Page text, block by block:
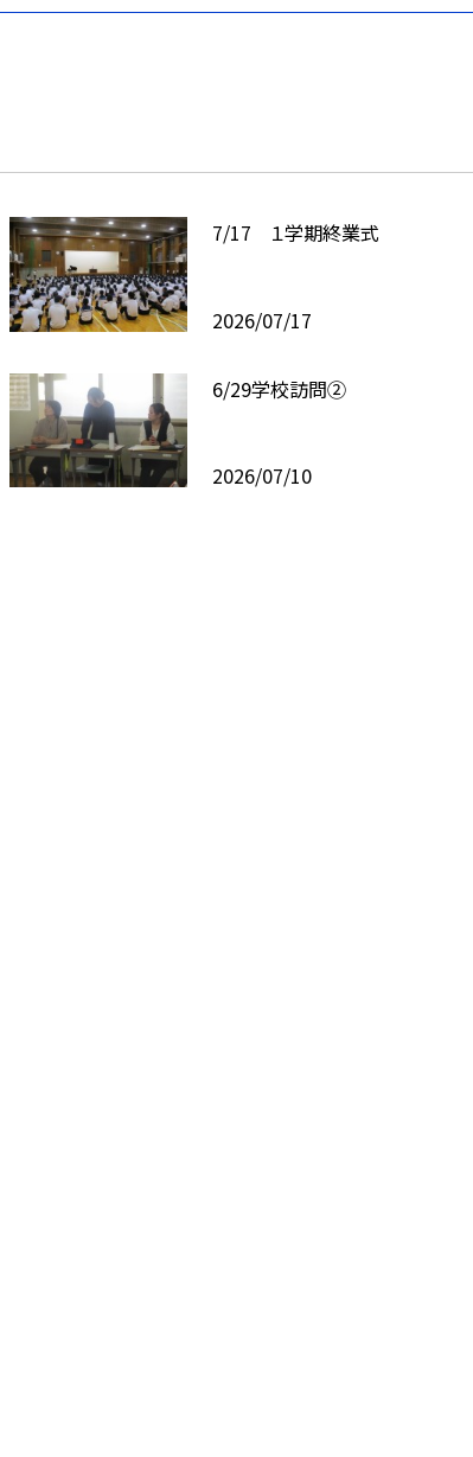
7/17 １学期終業式
2026/07/17
6/29学校訪問②
2026/07/10